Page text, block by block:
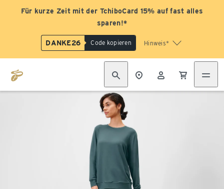
Für kurze Zeit mit der TchiboCard 15% auf fast alles
sparen!*
DANKE26 Code kopieren Hinweis*